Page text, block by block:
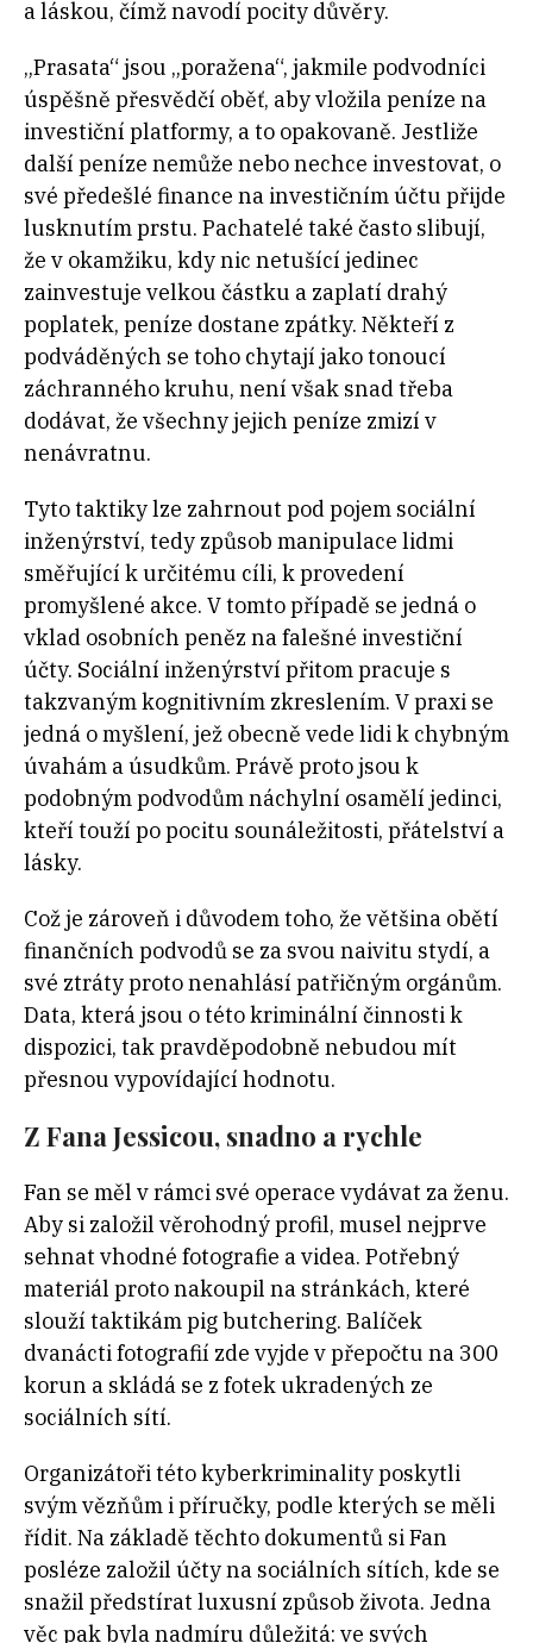
a láskou, čímž navodí pocity důvěry.
„Prasata“ jsou „poražena“, jakmile podvodníci
úspěšně přesvědčí oběť, aby vložila peníze na
investiční platformy, a to opakovaně. Jestliže
další peníze nemůže nebo nechce investovat, o
své předešlé finance na investičním účtu přijde
lusknutím prstu. Pachatelé také často slibují,
že v okamžiku, kdy nic netušící jedinec
zainvestuje velkou částku a zaplatí drahý
poplatek, peníze dostane zpátky. Někteří z
podváděných se toho chytají jako tonoucí
záchranného kruhu, není však snad třeba
dodávat, že všechny jejich peníze zmizí v
nenávratnu.
Tyto taktiky lze zahrnout pod pojem sociální
inženýrství, tedy způsob manipulace lidmi
směřující k určitému cíli, k provedení
promyšlené akce. V tomto případě se jedná o
vklad osobních peněz na falešné investiční
účty. Sociální inženýrství přitom pracuje s
takzvaným kognitivním zkreslením. V praxi se
jedná o myšlení, jež obecně vede lidi k chybným
úvahám a úsudkům. Právě proto jsou k
podobným podvodům náchylní osamělí jedinci,
kteří touží po pocitu sounáležitosti, přátelství a
lásky.
Což je zároveň i důvodem toho, že většina obětí
finančních podvodů se za svou naivitu stydí, a
své ztráty proto nenahlásí patřičným orgánům.
Data, která jsou o této kriminální činnosti k
dispozici, tak pravděpodobně nebudou mít
přesnou vypovídající hodnotu.
Z Fana Jessicou, snadno a rychle
Fan se měl v rámci své operace vydávat za ženu.
Aby si založil věrohodný profil, musel nejprve
sehnat vhodné fotografie a videa. Potřebný
materiál proto nakoupil na stránkách, které
slouží taktikám pig butchering. Balíček
dvanácti fotografií zde vyjde v přepočtu na 300
korun a skládá se z fotek ukradených ze
sociálních sítí.
Organizátoři této kyberkriminality poskytli
svým vězňům i příručky, podle kterých se měli
řídit. Na základě těchto dokumentů si Fan
posléze založil účty na sociálních sítích, kde se
snažil předstírat luxusní způsob života. Jedna
věc pak byla nadmíru důležitá: ve svých